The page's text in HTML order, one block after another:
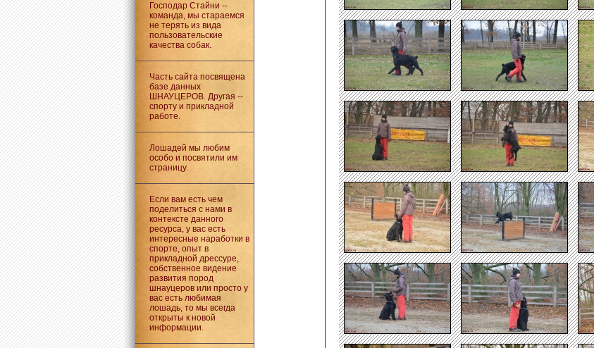
Господар Стайни --
команда, мы стараемся
не терять из вида
пользовательские
качества собак.
Часть сайта посвящена
базе данных
ШНАУЦЕРОВ. Другая --
спорту и прикладной
работе.
Лошадей мы любим
особо и посвятили им
страницу.
Если вам есть чем
поделиться с нами в
контексте данного
ресурса, у вас есть
интересные наработки в
спорте, опыт в
прикладной дрессуре,
собственное видение
развития пород
шнауцеров или просто у
вас есть любимая
лошадь, то мы всегда
открыты к новой
информации.